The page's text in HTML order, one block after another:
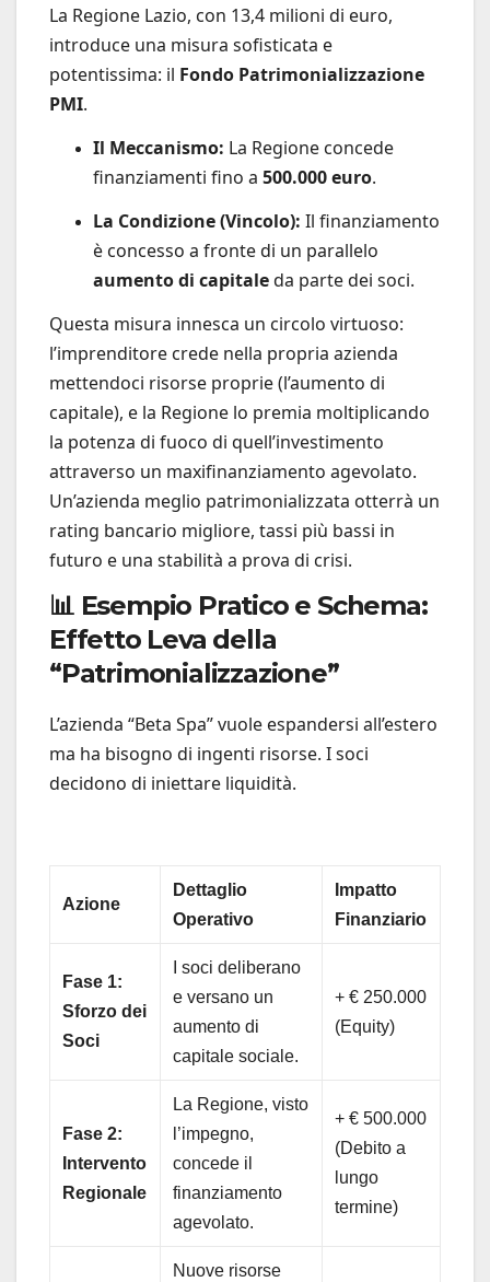
La Regione Lazio, con 13,4 milioni di euro,
introduce una misura sofisticata e
potentissima: il Fondo Patrimonializzazione
PMI.
Il Meccanismo: La Regione concede
finanziamenti fino a 500.000 euro.
La Condizione (Vincolo): Il finanziamento
è concesso a fronte di un parallelo
aumento di capitaleda parte dei soci.
Questa misura innesca un circolo virtuoso:
l’imprenditore crede nella propria azienda
mettendoci risorse proprie (l’aumento di
capitale), e la Regione lo premia moltiplicando
la potenza di fuoco di quell’investimento
attraverso un maxifinanziamento agevolato.
Un’azienda meglio patrimonializzata otterrà un
rating bancario migliore, tassi più bassi in
futuro e una stabilità a prova di crisi.
📊 Esempio Pratico e Schema:
Effetto Leva della
“Patrimonializzazione”
L’azienda “Beta Spa” vuole espandersi all’estero
ma ha bisogno di ingenti risorse. I soci
decidono di iniettare liquidità.
Azione
Dettaglio
Operativo
Impatto
Finanziario
Fase 1:
Sforzo dei
Soci
I soci deliberano
e versano un
aumento di
capitale sociale.
+ € 250.000
(Equity)
Fase 2:
Intervento
Regionale
La Regione, visto
l’impegno,
concede il
finanziamento
agevolato.
+ € 500.000
(Debito a
lungo
termine)
Nuove risorse